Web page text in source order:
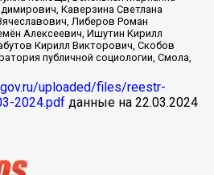
uploaded/files/reestr-
2024.pdf данные на 22.03.2024